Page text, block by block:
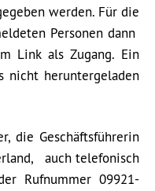
werden. Für die
Personen dann
Link als Zugang. Ein
nicht heruntergeladen
die Geschäftsführerin
auch telefonisch
Rufnummer 09921-